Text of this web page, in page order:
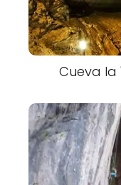
Cueva la